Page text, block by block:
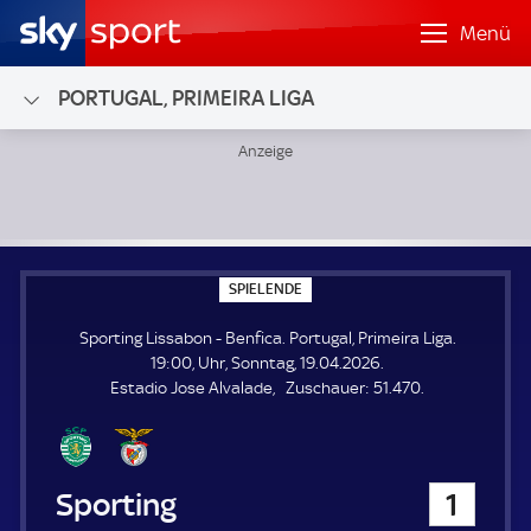
Menü
PORTUGAL, PRIMEIRA LIGA
SPIELENDE
P
E
L
E
N
Sporting Lissabon - Benfica. Portugal, Primeira Liga.
19:00, Uhr, Sonntag, 19.04.2026.
Estadio Jose Alvalade
Zuschauer: Z
51.470.
Sporting Lissabon 1